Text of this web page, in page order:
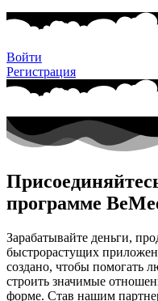
Войти
Регистрация
программе
Зарабатывайте деньги,
быстрорастущих
создано, чтобы помогать
строить значимые
форме. Став нашим